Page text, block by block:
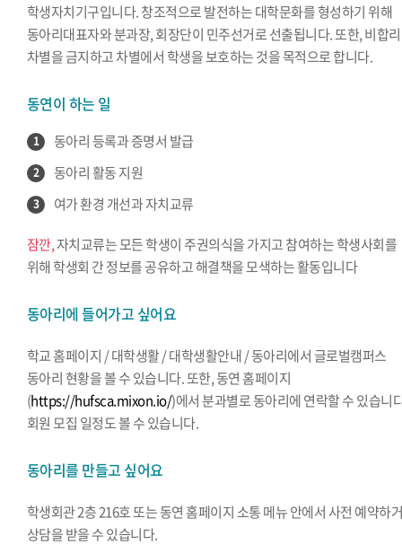
학생자치기구입니다. 창조적으로 발전하는 대학문화를 형성하기 위해
동아리대표자와 분과장, 회장단이 민주선거로 선출됩니다. 또한, 비합
차별을 금지하고 차별에서 학생을 보호하는 것을 목적으로 합니다.
동연이 하는 일
1 동아리 등록과 증명서 발급
2 동아리 활동 지원
3 여가 환경 개선과 자치교류
잠깐,자치교류는 모든 학생이 주권의식을 가지고 참여하는 학생사회를
위해 학생회 간 정보를 공유하고 해결책을 모색하는 활동입니다
동아리에 들어가고 싶어요
학교 홈페이지 / 대학생활 / 대학생활안내 / 동아리에서 글로벌캠퍼스
동아리 현황을 볼 수 있습니다. 또한, 동연 홈페이지
(https://hufsca.mixon.io/)에서 분과별로 동아리에 연락할 수 있습니
회원 모집 일정도 볼 수 있습니다.
동아리를 만들고 싶어요
학생회관 2층 216호 또는 동연 홈페이지 소통 메뉴 안에서 사전 예약하
상담을 받을 수 있습니다.